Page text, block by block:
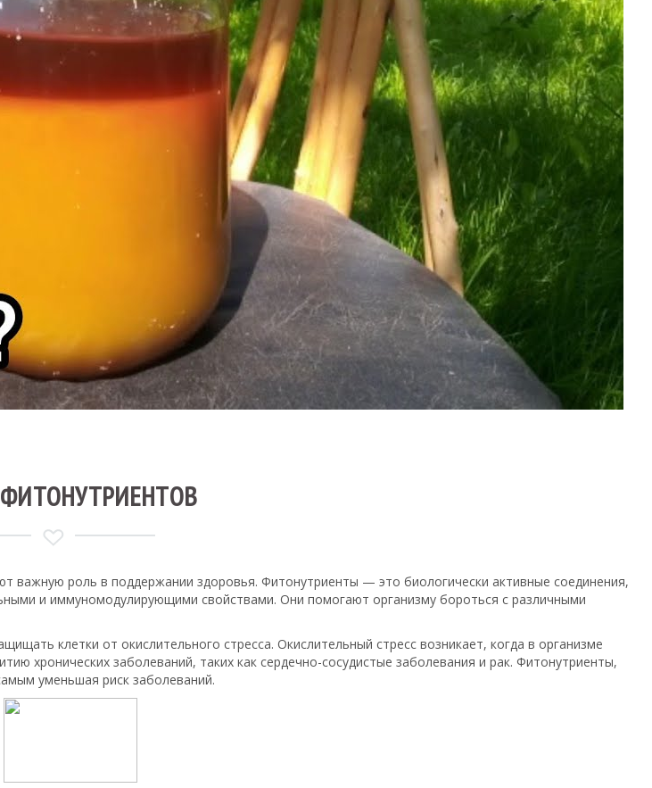
важную роль в поддержании здоровья. Фитонутриенты — это биологически активные соединения,
и иммуномодулирующими свойствами. Они помогают организму бороться с различными
клетки от окислительного стресса. Окислительный стресс возникает, когда в организме
хронических заболеваний, таких как сердечно-сосудистые заболевания и рак. Фитонутриенты,
уменьшая риск заболеваний.